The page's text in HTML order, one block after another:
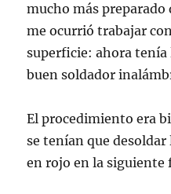
mucho más preparado
me ocurrió trabajar
superficie: ahora tenía
buen soldador
El procedimiento era
se tenían que
en rojo en la siguiente